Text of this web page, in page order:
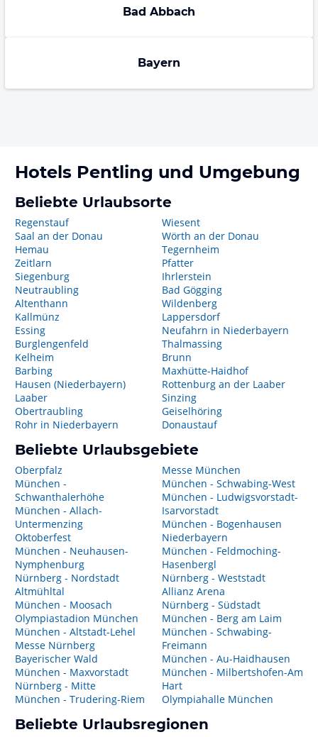
Bad Abbach
Bayern
Hotels Pentling und Umgebung
Beliebte Urlaubsorte
Regenstauf
Saal an der Donau
Hemau
Zeitlarn
Siegenburg
Neutraubling
Altenthann
Kallmünz
Essing
Burglengenfeld
Kelheim
Barbing
Hausen (Niederbayern)
Laaber
Obertraubling
Rohr in Niederbayern
Wiesent
Wörth an der Donau
Tegernheim
Pfatter
Ihrlerstein
Bad Gögging
Wildenberg
Lappersdorf
Neufahrn in Niederbayern
Thalmassing
Brunn
Maxhütte-Haidhof
Rottenburg an der Laaber
Sinzing
Geiselhöring
Donaustauf
Beliebte Urlaubsgebiete
Oberpfalz
München -
Schwanthalerhöhe
München - Allach-
Untermenzing
Oktoberfest
München - Neuhausen-
Nymphenburg
Nürnberg - Nordstadt
Altmühltal
München - Moosach
Olympiastadion München
München - Altstadt-Lehel
Messe Nürnberg
Bayerischer Wald
München - Maxvorstadt
Nürnberg - Mitte
München - Trudering-Riem
Messe München
München - Schwabing-West
München - Ludwigsvorstadt-
Isarvorstadt
München - Bogenhausen
Niederbayern
München - Feldmoching-
Hasenbergl
Nürnberg - Weststadt
Allianz Arena
Nürnberg - Südstadt
München - Berg am Laim
München - Schwabing-
Freimann
München - Au-Haidhausen
München - Milbertshofen-Am
Hart
Olympiahalle München
Beliebte Urlaubsregionen